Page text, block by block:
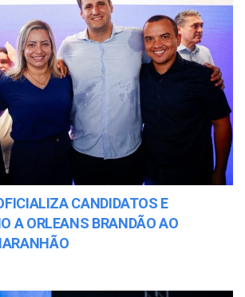
CANDIDATOS E
A ORLEANS BRANDÃO AO